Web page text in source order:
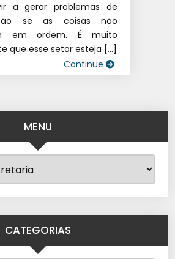
a gerar problemas de
se as coisas não
em ordem. É muito
que esse setor esteja […]
Continue
MENU
CATEGORIAS